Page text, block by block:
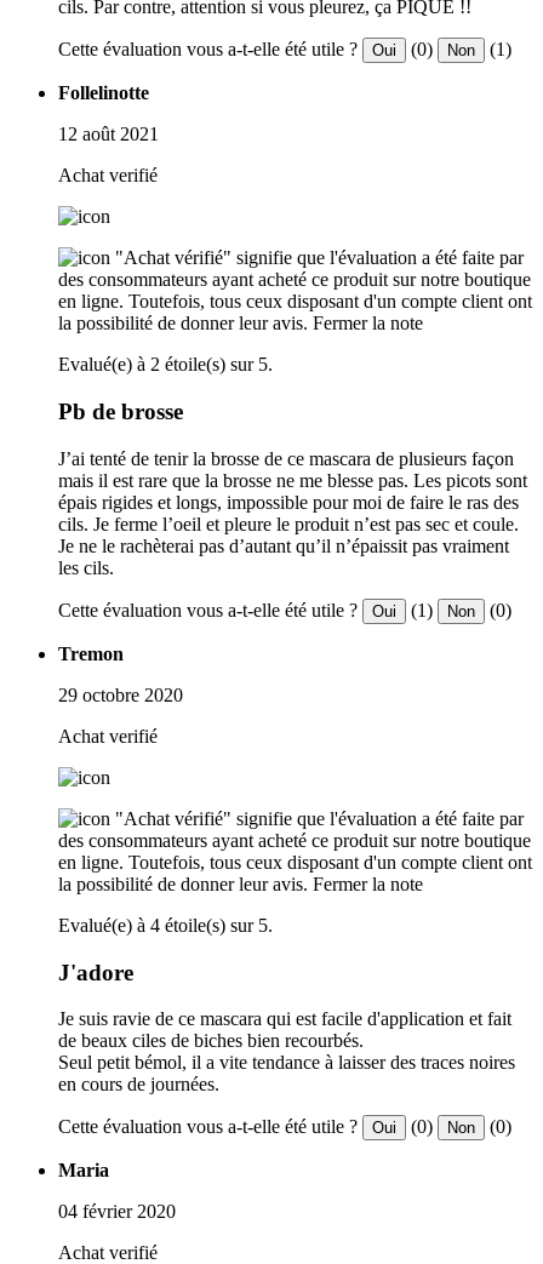
cils. Par contre, attention si vous pleurez, ça PIQUE !!
Cette évaluation vous a-t-elle été utile ? Oui (0) Non (1)
Follelinotte
12 août 2021
Achat verifié
"Achat vérifié" signifie que l'évaluation a été faite par
des consommateurs ayant acheté ce produit sur notre boutique
en ligne. Toutefois, tous ceux disposant d'un compte client ont
la possibilité de donner leur avis. Fermer la note
Evalué(e) à 2 étoile(s) sur 5.
Pb de brosse
J’ai tenté de tenir la brosse de ce mascara de plusieurs façon
mais il est rare que la brosse ne me blesse pas. Les picots sont
épais rigides et longs, impossible pour moi de faire le ras des
cils. Je ferme l’oeil et pleure le produit n’est pas sec et coule.
Je ne le rachèterai pas d’autant qu’il n’épaissit pas vraiment
les cils.
Cette évaluation vous a-t-elle été utile ? Oui (1) Non (0)
Tremon
29 octobre 2020
Achat verifié
"Achat vérifié" signifie que l'évaluation a été faite par
des consommateurs ayant acheté ce produit sur notre boutique
en ligne. Toutefois, tous ceux disposant d'un compte client ont
la possibilité de donner leur avis. Fermer la note
Evalué(e) à 4 étoile(s) sur 5.
J'adore
Je suis ravie de ce mascara qui est facile d'application et fait
de beaux ciles de biches bien recourbés.
Seul petit bémol, il a vite tendance à laisser des traces noires
en cours de journées.
Cette évaluation vous a-t-elle été utile ? Oui (0) Non (0)
Maria
04 février 2020
Achat verifié